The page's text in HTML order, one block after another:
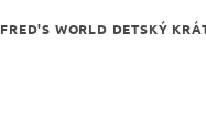
FRED'S WORLD DETSKÝ